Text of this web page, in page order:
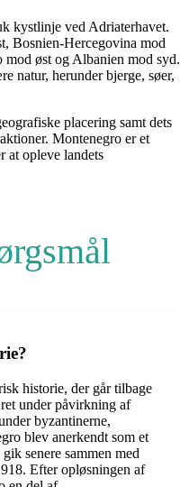
kystlinje ved Adriaterhavet.
Bosnien-Hercegovina mod
øst og Albanien mod syd.
natur, herunder bjerge, søer,
placering samt dets
Montenegro er et
at opleve landets
historie, der går tilbage
under påvirkning af
byzantinerne,
blev anerkendt som et
senere sammen med
Efter opløsningen af